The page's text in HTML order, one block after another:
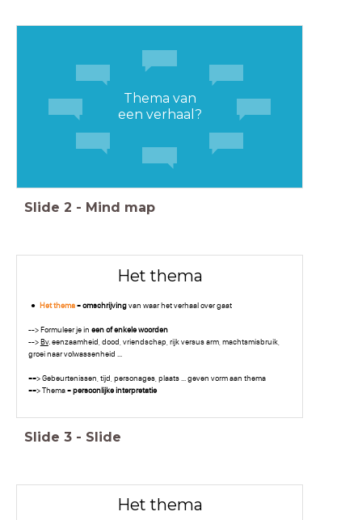
Thema van
een verhaal?
Slide 2 - Mind map
Het thema
Het thema=omschrijvingvan waar het verhaal over gaat
--> Formuleer je in een of enkele woorden
-->Bv. eenzaamheid, dood, vriendschap, rijk versus arm, machtsmisbruik,
groei naar volwassenheid ...
==> Gebeurtenissen, tijd, personages, plaats ... geven vorm aan thema
==> Thema =persoonlijke interpretatie
Slide 3 - Slide
Het thema